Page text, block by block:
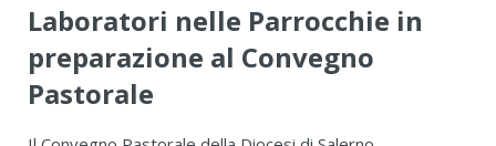
Laboratori nelle Parrocchie in
preparazione al Convegno
Pastorale